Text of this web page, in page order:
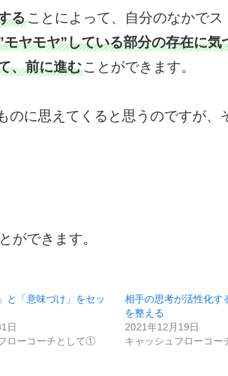
ることによって、自分のなかでス
ヤモヤ”している部分の存在に気
、前に進むことができます。
のに思えてくると思うのですが、
ができます。
と「意味づけ」をセッ
日
ローコーチとして①
相手の思考が活性化す
を整える
2021年12月19日
キャッシュフローコ